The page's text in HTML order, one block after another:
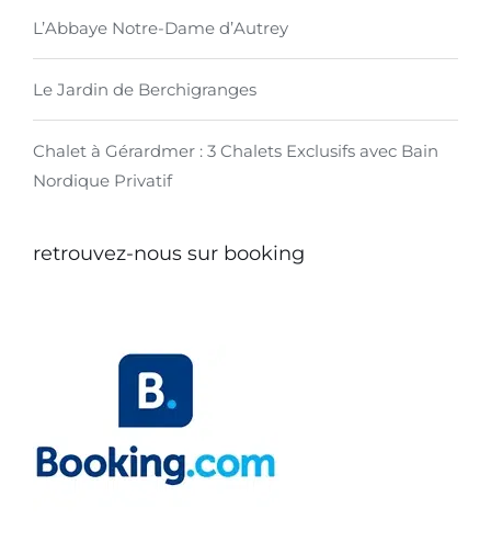
L’Abbaye Notre-Dame d’Autrey
Le Jardin de Berchigranges
Chalet à Gérardmer : 3 Chalets Exclusifs avec Bain
Nordique Privatif
retrouvez-nous sur booking